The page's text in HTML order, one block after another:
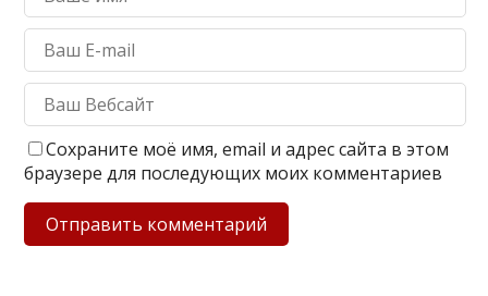
Сохраните моё имя, email и адрес сайта в этом
браузере для последующих моих комментариев